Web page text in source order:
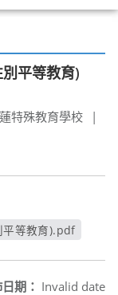
平等教育)
特殊教育學校 |
平等教育).pdf
期： Invalid date